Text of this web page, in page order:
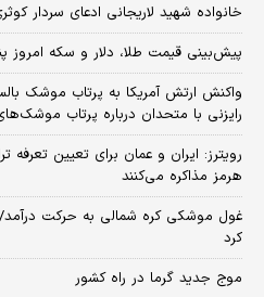
خانواده شهید لاریجانی ادعای سردار
پیش‌بینی قیمت طلا، دلار و سکه امروز پنجشنبه ۱۵
واکنش ارتش آمریکا به پرتاب موشک
رایزنی با متحدان درباره پرتاب
هرمز مذاکره می‌کنند
غول موشکی کره شمالی به حرکت
کرد
موج جدید گرما در راه کشور